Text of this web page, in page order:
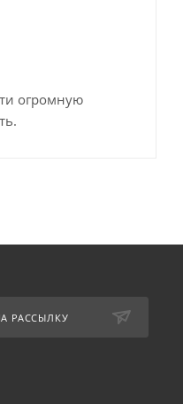
огромную
РАССЫЛКУ